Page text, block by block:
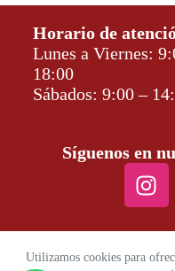
Utilizamos cookies para
Horario de
Lunes a Viernes:
18:00
Sábados: 9:00 –
Síguenos en